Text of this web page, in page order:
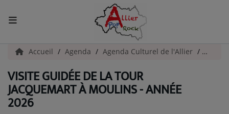
ACCUEIL
Actualités
INFOS - ALLIER
Accueil Agenda Agenda Culturel de l'Allier Visite
VISITE GUIDÉE DE LA TOUR
JACQUEMART À MOULINS - ANNÉE
2026